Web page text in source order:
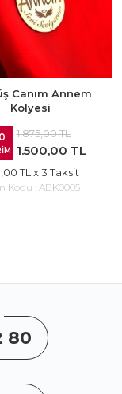
Canım Annem
Kolyesi
1.875,00 TL
1.500,00 TL
TL x 3 Taksit
Kodu : ABK0005
80